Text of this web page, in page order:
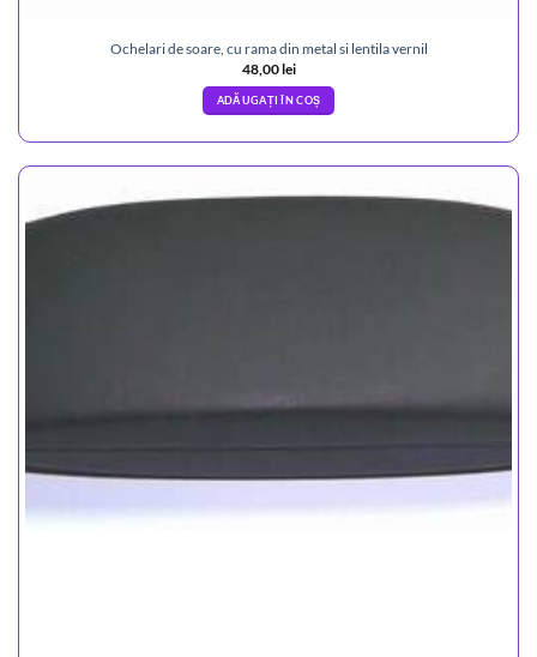
Ochelari de soare, cu rama din metal si lentila vernil
48,00lei
ADĂUGAȚI ÎN COȘ